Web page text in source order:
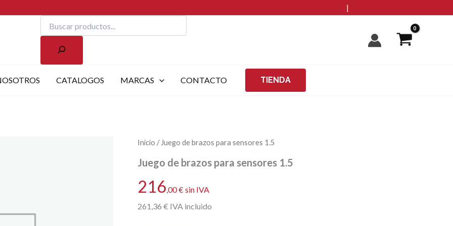
|
Buscar
CATALOGOS MARCAS CONTACTO TIENDA
Inicio / Juego de brazos para sensores 1.5
Juego de brazos para sensores 1.5
216,00€sin IVA
261,36 € IVA incluido